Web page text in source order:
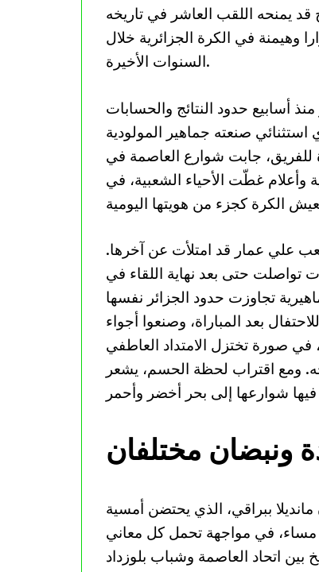
يمنحه اللقب العاشر في تاريخه
وهيمنة في الكرة الجزائرية خلال
السنوات الأخيرة.
صنعته جماهير المولودية
للفريق، جابت شوارع العاصمة في
وأعلام غطّت الأحياء الشعبية، في
علي عمار قد امتلأت عن آخرها.
تواصلت حتى بعد نهاية اللقاء في
بعد المباراة، وصنعوا أجواء
في صورة تختزل الامتداد العاطفي
ومع اقتراب لحظة الحسم، يشعر
ونبضان مختلفان
ببراقي، الذي يحتضن أمسية
مساء، في مواجهة تحمل كل معاني